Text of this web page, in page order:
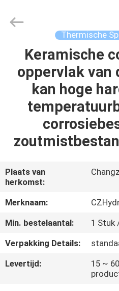
THUIS
PRODUCTEN
VIDEO'S
OVER
ONS
FABRIEKSTOCHT
NEEM
EQUIPMENT
CO.,LTD.
Thermische
Keramische
oppervlak van
kan hoge
Plaats van
herkomst:
Merknaam:
Min. bestelaantal:
1 Stuk
Verpakking Details:
Levertijd:
15 ~